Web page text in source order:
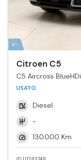
Citroen C5
C5 Aircross
USATO
Diesel
-
130.000 Km